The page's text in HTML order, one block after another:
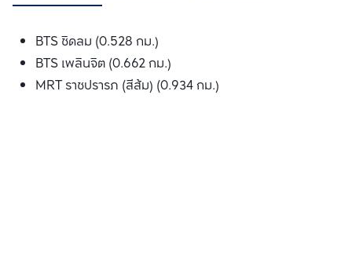
BTS ชิดลม (0.528 กม.)
BTS เพลินจิต (0.662 กม.)
MRT ราชปรารภ (สีส้ม) (0.934 กม.)